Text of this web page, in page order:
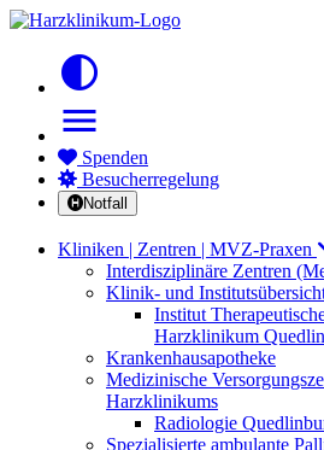
contrast
menu
Spenden
Besucherregelung
Notfall
Kliniken | Zentren | MVZ-Praxen
Interdisziplinäre Zentren
Klinik- und
Institut
Harzklinikum
Krankenhausapotheke
Medizinische
Harzklinikums
Radiologie
Spezialisierte ambulante